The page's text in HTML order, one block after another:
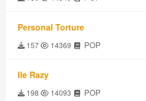
Personal Torture
157 14369 POP
Ile Razy
198 14093 POP